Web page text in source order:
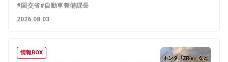
#国交省#自動車整備課長
2026.08.03
情報BOX